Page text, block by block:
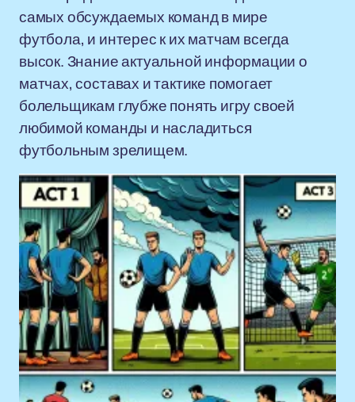
самых обсуждаемых команд в мире
футбола, и интерес к их матчам всегда
высок. Знание актуальной информации о
матчах, составах и тактике помогает
болельщикам глубже понять игру своей
любимой команды и насладиться
футбольным зрелищем.